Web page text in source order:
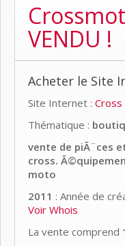
VENDU !
Acheter le Site
Site Internet :
Thématique :
vente de piÃ¨ces
cross.
moto
2011 : Année de
Voir Whois
La vente comprend